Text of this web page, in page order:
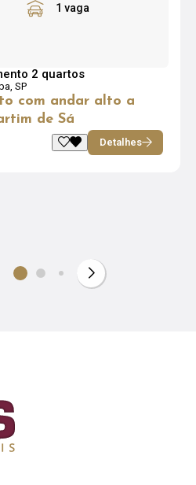
1 vaga
2 quartos
SP
com andar alto a
de Sá
Detalhes